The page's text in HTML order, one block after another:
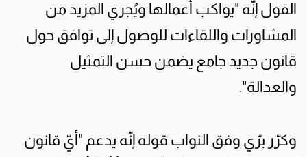
القول إنّه "يواكب أعمالها ويُجري المزيد من
المشاورات واللقاءات للوصول إلى توافق حول
قانون جديد جامع يضمن حسن التمثيل
والعدالة".
وكرّر برّي وفق النواب قوله إنّه يدعم "أيّ قانون